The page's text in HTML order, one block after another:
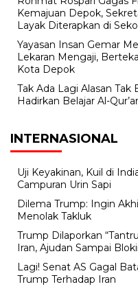
Kemajuan Depok,
Layak Diterapkan di
Yayasan Insan Gemar
Lekaran Mengaji,
Kota Depok
Tak Ada Lagi Alasan Tak
Hadirkan Belajar Al-
INTERNASIONAL
Uji Keyakinan, Kuil di
Campuran Urin Sapi
Dilema Trump: Ingin
Menolak Takluk
Trump Dilaporkan
Iran, Ajudan Sampai
Lagi! Senat AS Gagal
Trump Terhadap Iran